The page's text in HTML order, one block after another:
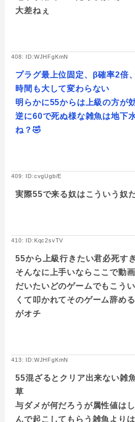
大差ねぇ
408: ID:WJHFgKmN
プラグ最上位固定、β確率2倍
時間も大して変わらない
明らかに55からは上級の方が
逆に60で死ぬ様な雑魚は地下
ね？🤣
409: ID:cvgUgb/E
実際55で来る奴はこういう奴
410: ID:Kqc2svTV
55から上級行きたい君必死す
そんなに上手いならここで動
だいたいどのゲームでもこう
くて叩かれてそのゲーム辞め
がオチ
413: ID:WJHFgKmN
55混ざるとクリア出来ない雑
草
与ダメが何だろうが属性値は
んで起こしてもらう雑魚より